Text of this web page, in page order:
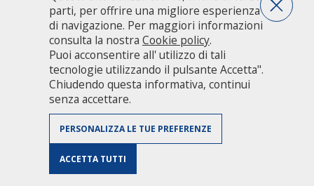
Accedi agli atti
Guida pratica ai servizi e alla modulistica
Città metropolitana di Milano - Via Vivaio, 1 - 20122 Milano - centralino
02 7740.1 |PEC - Posta Elettronica Certificata
Elettronica Ordinaria| P.IVA 08911820960
Accessibilità|Dichiarazione di accessibilità|Obiettivi di accessibilità
Valuta il sito|Privacy Policy
Area riservata personale CMM
parti, per offrire una migliore esperienza
di navigazione. Per maggiori informazioni
consulta la nostra Cookie policy.
Puoi acconsentire all' utilizzo di tali
tecnologie utilizzando il pulsante Accetta".
Chiudendo questa informativa, continui
senza accettare.
PERSONALIZZA LE TUE PREFERENZE
ACCETTA TUTTI